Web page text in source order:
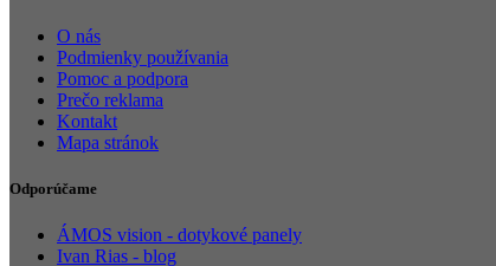
O nás
Podmienky používania
Pomoc a podpora
Prečo reklama
Kontakt
Mapa stránok
Odporúčame
ÁMOS vision - dotykové panely
Ivan Rias - blog